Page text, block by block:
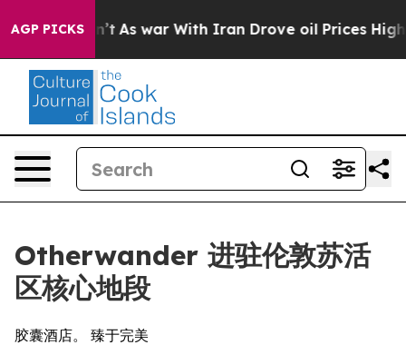
AGP PICKSAs war With Iran Drove oil Prices Higher,
Otherwander 进驻伦敦苏活
区核心地段
胶囊酒店。 臻于完美